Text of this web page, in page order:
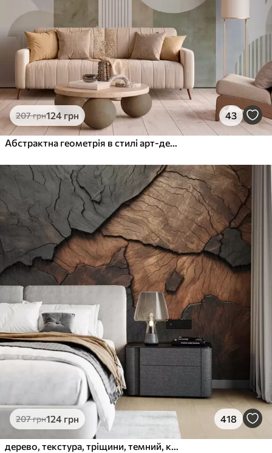
1216
Peel and Stick
1458875грн/м²
207грн124 грн 43
207грн124 грн 418